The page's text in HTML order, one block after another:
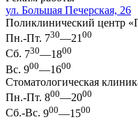
ул. Большая Печерская, 26
Поликлинический центр
Пн.-Пт. 730—21 00
Сб. 730—1800
Вс. 900—1600
Стоматологическая
Пн.-Пт. 800—2000
Сб.-Вс. 900—1500